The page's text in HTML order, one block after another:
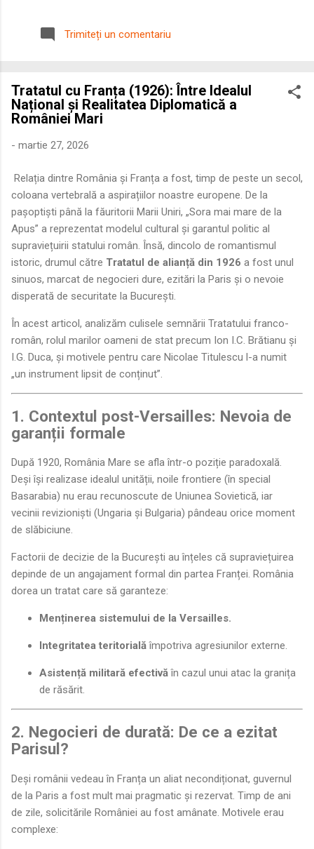
Într-o epocă în care prosperitatea excepțională a lumii romane
era susținută de o mobilitate socială dinamică și de o libertate
roman – în special a cetățenilor romani ( cives Romani ) în
țesutul urban și rural dobrogean – ne permite să măsurăm cu
precizie profunzimea și ritmul procesului de rom...
Trimiteți un comentariu
Tratatul cu Franța (1926): Între Idealul
Național și Realitatea Diplomatică a
României Mari
- martie 27, 2026
Relația dintre România și Franța a fost, timp de peste un secol,
coloana vertebrală a aspirațiilor noastre europene. De la
pașoptiști până la făuritorii Marii Uniri, „Sora mai mare de la
Apus” a reprezentat modelul cultural și garantul politic al
supraviețuirii statului român. Însă, dincolo de romantismul
istoric, drumul către Tratatul de alianță din 1926 a fost unul
sinuos, marcat de negocieri dure, ezitări la Paris și o nevoie
disperată de securitate la București.
În acest articol, analizăm culisele semnării Tratatului franco-
român, rolul marilor oameni de stat precum Ion I.C. Brătianu și
I.G. Duca, și motivele pentru care Nicolae Titulescu l-a numit
„un instrument lipsit de conținut”.
1. Contextul post-Versailles: Nevoia de
garanții formale
După 1920, România Mare se afla într-o poziție paradoxală.
Deși își realizase idealul unității, noile frontiere (în special
Basarabia) nu erau recunoscute de Uniunea Sovietică, iar
vecinii revizioniști (Ungaria și Bulgaria) pândeau orice moment
de slăbiciune.
Factorii de decizie de la București au înțeles că supraviețuirea
depinde de un angajament formal din partea Franței. România
dorea un tratat care să garanteze:
Menținerea sistemului de la Versailles.
Integritatea teritorialăîmpotriva agresiunilor externe.
Asistență militară efectivăîn cazul unui atac la granița
de răsărit.
2. Negocieri de durată: De ce a ezitat
Parisul?
Deși românii vedeau în Franța un aliat necondiționat, guvernul
de la Paris a fost mult mai pragmatic și rezervat. Timp de ani
de zile, solicitările României au fost amânate. Motivele erau
complexe: